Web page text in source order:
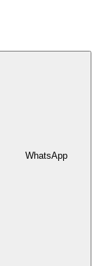
WhatsApp